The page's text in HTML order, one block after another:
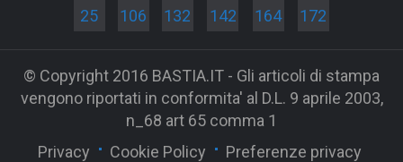
25
106
132
142
164
172
© Copyright 2016 BASTIA.IT - Gli articoli di stampa
vengono riportati in conformita' al D.L. 9 aprile 2003,
n_68 art 65 comma 1
Privacy
Cookie Policy Preferenze privacy